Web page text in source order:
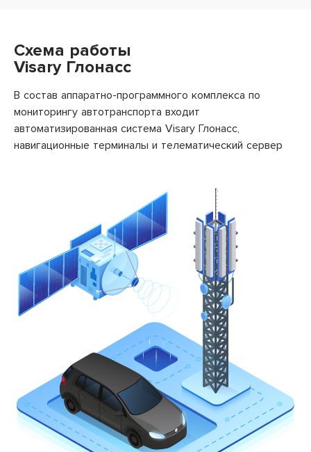
Cхема работы
Visary Глонасс
В состав аппаратно-программного комплекса по
мониторингу автотранспорта входит
автоматизированная система Visary Глонасс,
навигационные терминалы и телематический сервер